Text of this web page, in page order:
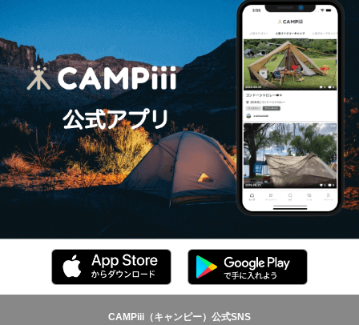
CAMPiii（キャンピー）公式SNS